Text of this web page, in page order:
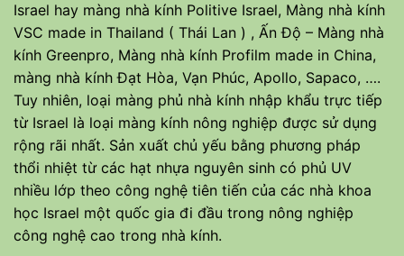
Israel hay màng nhà kính Politive Israel, Màng nhà kính
VSC made in Thailand ( Thái Lan ) , Ấn Độ – Màng nhà
kính Greenpro, Màng nhà kính Profilm made in China,
màng nhà kính Đạt Hòa, Vạn Phúc, Apollo, Sapaco, ….
Tuy nhiên, loại màng phủ nhà kính nhập khẩu trực tiếp
từ Israel là loại màng kính nông nghiệp được sử dụng
rộng rãi nhất. Sản xuất chủ yếu bằng phương pháp
thổi nhiệt từ các hạt nhựa nguyên sinh có phủ UV
nhiều lớp theo công nghệ tiên tiến của các nhà khoa
học Israel một quốc gia đi đầu trong nông nghiệp
công nghệ cao trong nhà kính.